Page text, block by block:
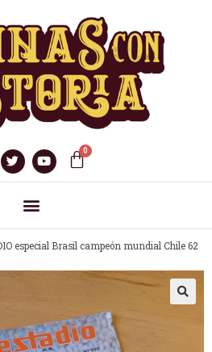
especial Brasil campeón mundial Chile 62